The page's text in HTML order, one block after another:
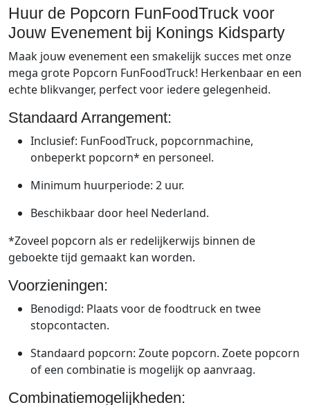
Huur de Popcorn FunFoodTruck voor
Jouw Evenement bij Konings Kidsparty
Maak jouw evenement een smakelijk succes met onze
mega grote Popcorn FunFoodTruck! Herkenbaar en een
echte blikvanger, perfect voor iedere gelegenheid.
Standaard Arrangement:
Inclusief: FunFoodTruck, popcornmachine,
onbeperkt popcorn* en personeel.
Minimum huurperiode: 2 uur.
Beschikbaar door heel Nederland.
*Zoveel popcorn als er redelijkerwijs binnen de
geboekte tijd gemaakt kan worden.
Voorzieningen:
Benodigd: Plaats voor de foodtruck en twee
stopcontacten.
Standaard popcorn: Zoute popcorn. Zoete popcorn
of een combinatie is mogelijk op aanvraag.
Combinatiemogelijkheden: